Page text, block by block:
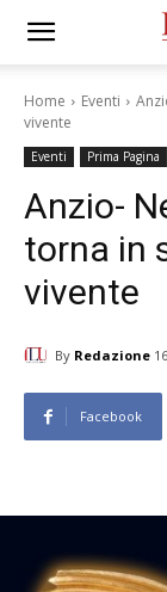
Home Eventi
vivente
Eventi Prima Pagina
Anzio-
torna in
vivente
By Redazione
Facebook